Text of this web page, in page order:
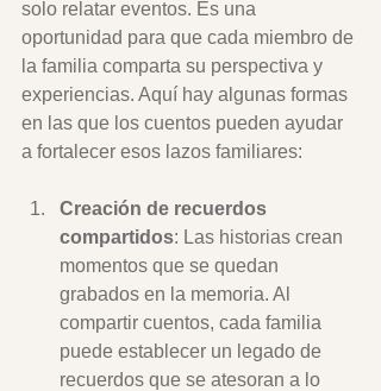
solo relatar eventos. Es una
oportunidad para que cada miembro de
la familia comparta su perspectiva y
experiencias. Aquí hay algunas formas
en las que los cuentos pueden ayudar
a fortalecer esos lazos familiares:
Creación de recuerdos
compartidos: Las historias crean
momentos que se quedan
grabados en la memoria. Al
compartir cuentos, cada familia
puede establecer un legado de
recuerdos que se atesoran a lo